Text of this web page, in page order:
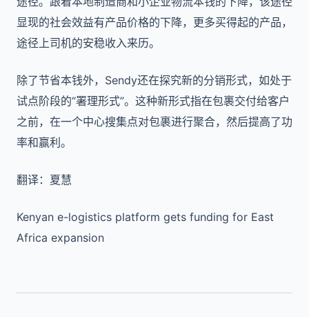
显现的社会效益有产品价格的下降，更多买得起的产品，
途径上司机的安稳收入来历。
除了节省本钱外，Sendy还在探究新的分销形式，如处于
试点阶段的“署理形式”。这种新形式指在包裹交付给客户
之前，在一个中心搜集点对包裹进行聚合，然后提高了功
率和赢利。
翻译：夏慧
Kenyan e-logistics platform gets funding for East
Africa expansion